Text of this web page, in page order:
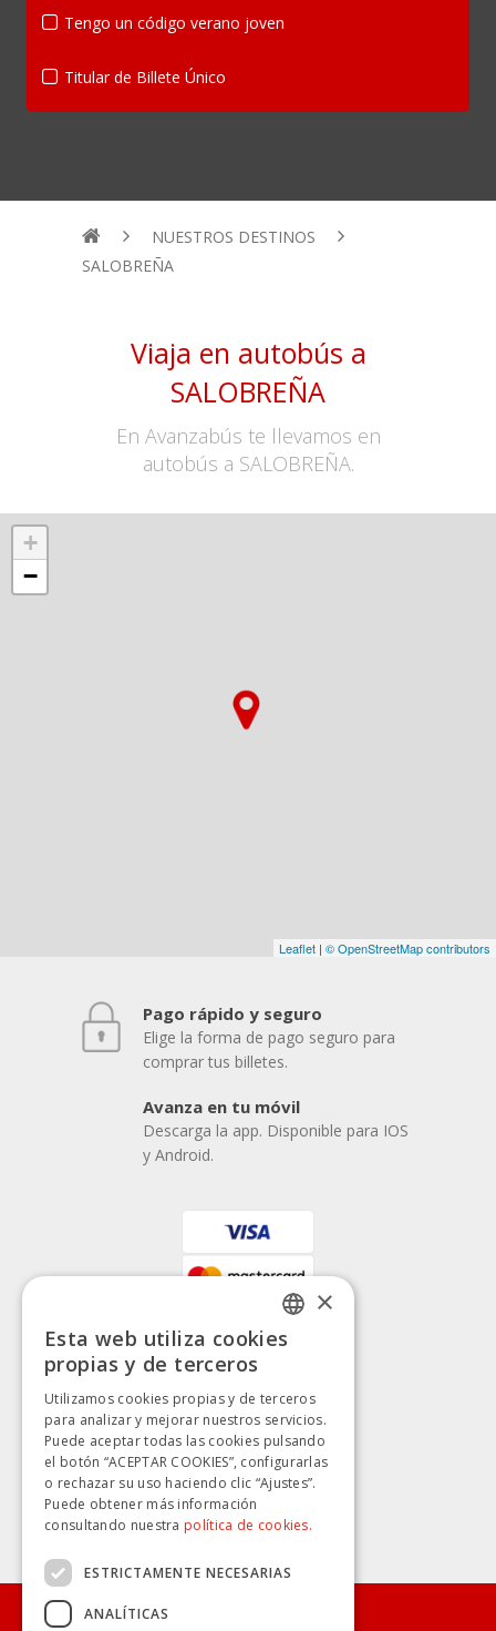
Tengo un código verano joven
Titular de Billete Único
NUESTROS DESTINOS
SALOBREÑA
Viaja en autobús a
SALOBREÑA
En Avanzabús te llevamos en
autobús a SALOBREÑA.
+
−
Leaflet | © OpenStreetMap contributors
Pago rápido y seguro
Elige la forma de pago seguro para
comprar tus billetes.
Avanza en tu móvil
Descarga la app. Disponible para IOS
y Android.
SPANISH
×
Esta web utiliza cookies
propias y de terceros
Utilizamos cookies propias y de terceros
para analizar y mejorar nuestros servicios.
Puede aceptar todas las cookies pulsando
el botón “ACEPTAR COOKIES”, configurarlas
o rechazar su uso haciendo clic “Ajustes”.
Puede obtener más información
consultando nuestra política de cookies.
ESTRICTAMENTE NECESARIAS
ANALÍTICAS